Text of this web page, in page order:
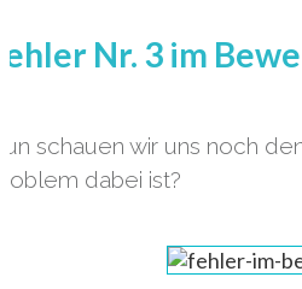
Nr. 3 im
schauen wir uns noch
dabei ist?